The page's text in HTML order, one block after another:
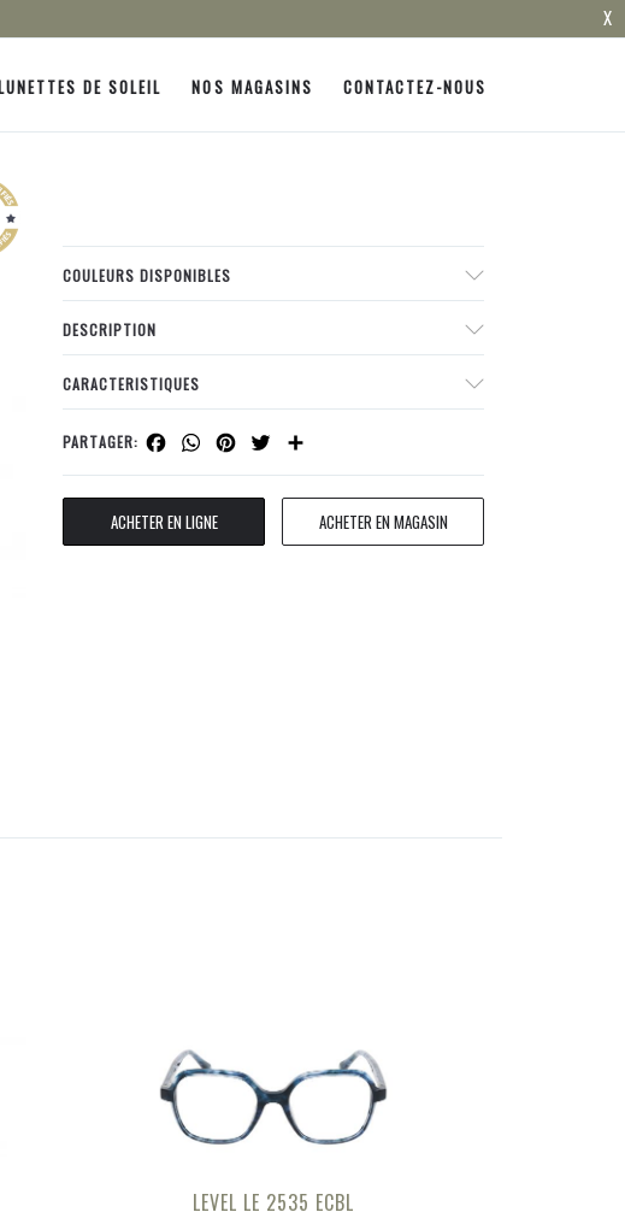
X
DE SOLEIL NOS MAGASINS CONTACTEZ-NOUS
COULEURS DISPONIBLES
DESCRIPTION
CARACTERISTIQUES
PARTAGER: Facebook
WhatsApp
Pinterest
Twitter
ACHETER EN LIGNE ACHETER EN MAGASIN
LEVEL LE 2535 ECBL